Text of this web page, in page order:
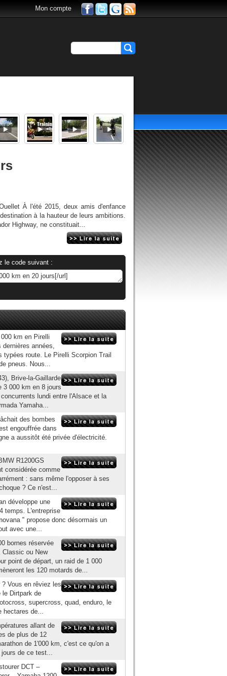
Mon compte
À l'été 2015, deux amis d'enfance
à la hauteur de leurs ambitions.
Highway, ne constituait...
le code suivant :
km en Pirelli
années,
route. Le Pirelli Scorpion Trail
pneus. Nous...
Brive-la-Gaillarde
3 000 km en 8 jours
lundi entre l'Alsace et la
Yamaha...
des bombes
engouffrée dans
a aussitôt été privée d'électricité.
R1200GS
considérée comme
: sans même l'opposer à ses
? Ce n'est...
développe une
temps. L'entreprise
" propose donc désormais un
avec une...
bornes réservée
Classic ou New
point de départ, un raid de 1 000
les 120 motards de...
Vous en rêviez les
le Dirtpark de
supercross, quad, enduro, le
hectares de...
allant de
de plus de 12
de 1'000 km, c'est ce qu'on a
jours de ce test...
DCT –